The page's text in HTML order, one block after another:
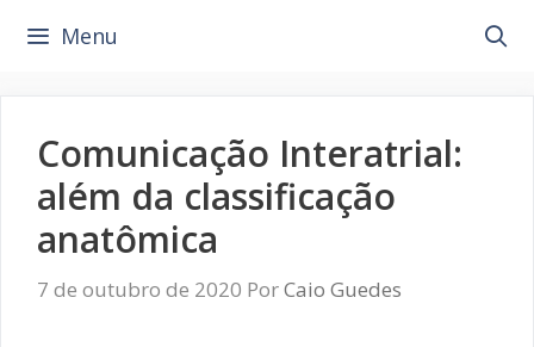
para
Menu
Comunicação Interatrial:
além da classificação
anatômica
7 de outubro de 2020 PorCaio Guedes